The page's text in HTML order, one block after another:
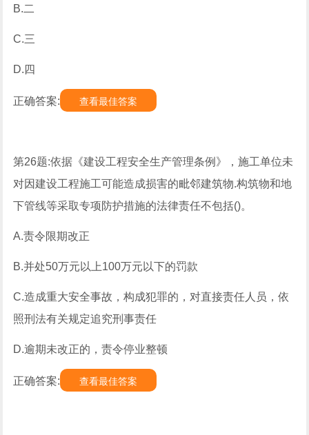
B.二
C.三
D.四
正确答案: 查看最佳答案
第26题:依据《建设工程安全生产管理条例》，施工单位未
对因建设工程施工可能造成损害的毗邻建筑物.构筑物和地
下管线等采取专项防护措施的法律责任不包括()。
A.责令限期改正
B.并处50万元以上100万元以下的罚款
C.造成重大安全事故，构成犯罪的，对直接责任人员，依
照刑法有关规定追究刑事责任
D.逾期未改正的，责令停业整顿
正确答案: 查看最佳答案